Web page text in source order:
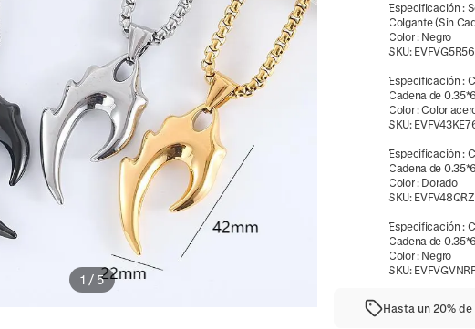
1 / 5
Especificación:
Colgante (Sin
Color: Negro
SKU:
Especificación:
Cadena de
Color:Color
SKU:
Especificación:
Cadena de
Color: Dorado
SKU:
Especificación:
Cadena de
Color: Negro
SKU:
Hasta un 20%